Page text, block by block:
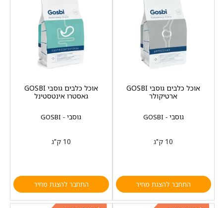
גוסבי - GOSBI
אוכל כלבים גוסבי GOSBI
ארטיקולר
10 ק"ג
התחבר להצגת מחיר
גוסבי - GOSBI
אוכל כלבים גוסבי GOSBI
גאסטרו אינטסטינל
10 ק"ג
התחבר להצגת מחיר